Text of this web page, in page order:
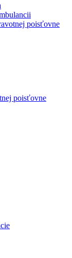
poisťovne
poisťovne